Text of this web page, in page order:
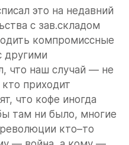
это на недавний
с зав.складом
компромиссные
другими
что наш случай — не
приходит
что кофе иногда
там ни было, многие
кто–то